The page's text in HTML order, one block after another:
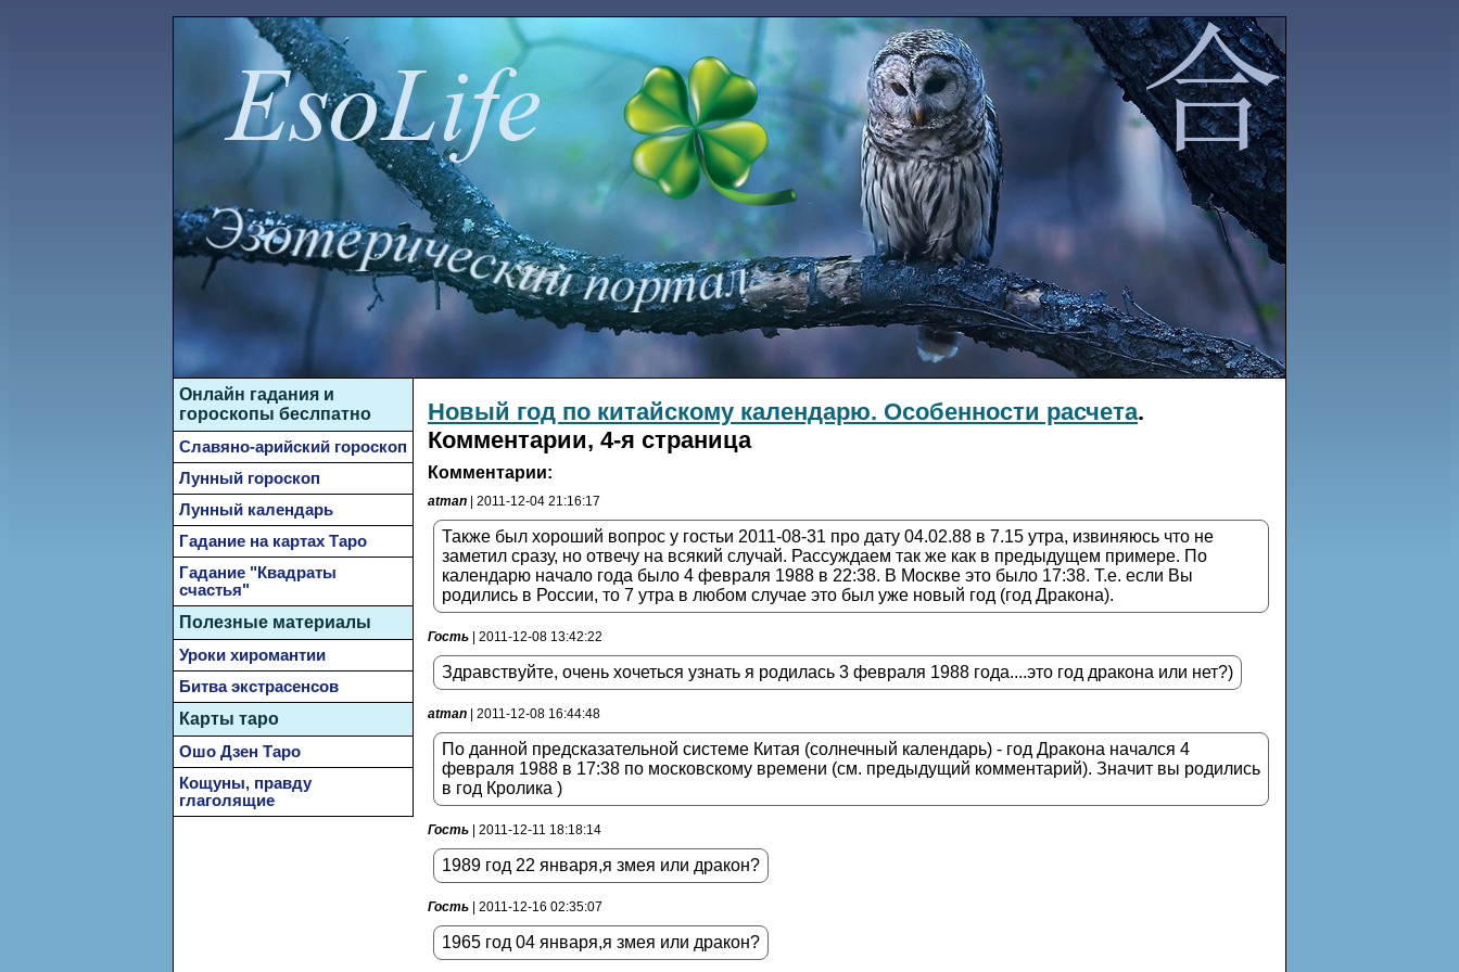
Новый год по китайскому календарю. Особенности расчета.
Комментарии, 4-я страница
Комментарии:
atman | 2011-12-04 21:16:17
Также был хороший вопрос у гостьи 2011-08-31 про дату 04.02.88 в 7.15 утра, извиняюсь что не
заметил сразу, но отвечу на всякий случай. Рассуждаем так же как в предыдущем примере. По
календарю начало года было 4 февраля 1988 в 22:38. В Москве это было 17:38. Т.е. если Вы
родились в России, то 7 утра в любом случае это был уже новый год (год Дракона).
Гость | 2011-12-08 13:42:22
Здравствуйте, очень хочеться узнать я родилась 3 февраля 1988 года....это год дракона или нет?)
atman | 2011-12-08 16:44:48
По данной предсказательной системе Китая (солнечный календарь) - год Дракона начался 4
февраля 1988 в 17:38 по московскому времени (см. предыдущий комментарий). Значит вы родились
в год Кролика )
Гость | 2011-12-11 18:18:14
1989 год 22 января,я змея или дракон?
Гость | 2011-12-16 02:35:07
1965 год 04 января,я змея или дракон?
Онлайн гадания и
гороскопы беслпатно
Славяно-арийский гороскоп
Лунный гороскоп
Лунный календарь
Гадание на картах Таро
Гадание "Квадраты
счастья"
Полезные материалы
Уроки хиромантии
Битва экстрасенсов
Карты таро
Ошо Дзен Таро
Кощуны, правду
глаголящие